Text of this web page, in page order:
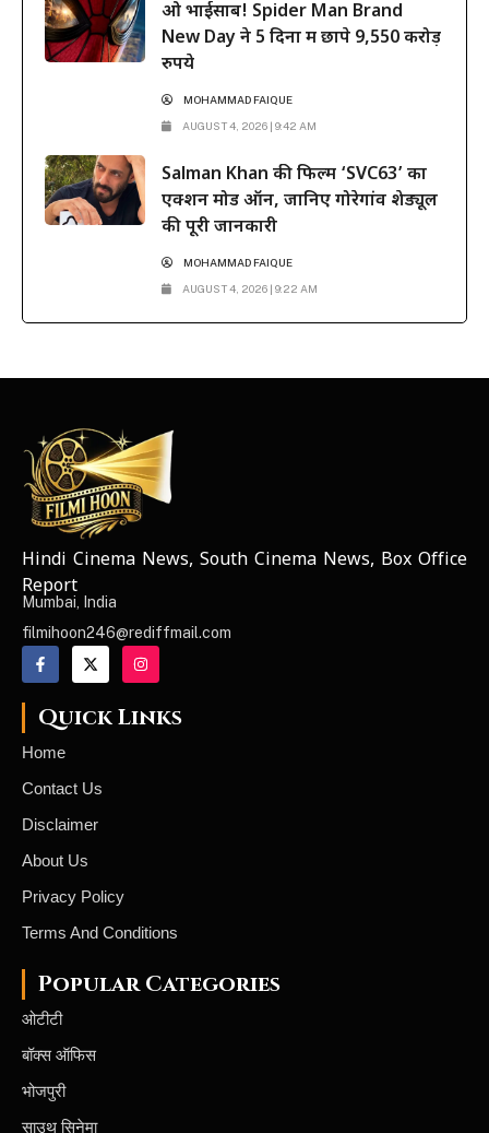
ओ भाईसाब! Spider Man Brand
New Day ने 5 दिनों में छापे 9,550 करोड़
रुपये
MOHAMMAD FAIQUE
AUGUST 4, 2026 | 9:42 AM
Salman Khan की फिल्म ‘SVC63’ का
एक्शन मोड ऑन, जानिए गोरेगांव शेड्यूल
की पूरी जानकारी
MOHAMMAD FAIQUE
AUGUST 4, 2026 | 9:22 AM
NEWS ELEMENTOR
Hindi Cinema News, South Cinema News, Box Office
Report
Mumbai, India
filmihoon246@rediffmail.com
Quick Links
Home
Contact Us
Disclaimer
About Us
Privacy Policy
Terms And Conditions
Popular Categories
ओटीटी
बॉक्स ऑफिस
भोजपुरी
साउथ सिनेमा